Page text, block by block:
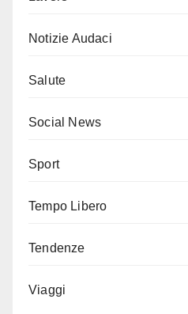
Notizie Audaci
Salute
Social News
Sport
Tempo Libero
Tendenze
Viaggi